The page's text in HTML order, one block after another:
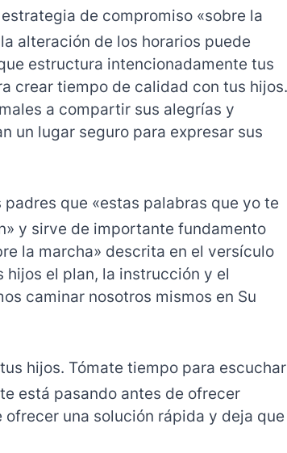
de compromiso «sobre la
alteración de los horarios puede
estructura intencionadamente tus
crear tiempo de calidad con tus hijos.
a compartir sus alegrías y
un lugar seguro para expresar sus
que «estas palabras que yo te
y sirve de importante fundamento
la marcha» descrita en el versículo
hijos el plan, la instrucción y el
caminar nosotros mismos en Su
hijos. Tómate tiempo para escuchar
está pasando antes de ofrecer
una solución rápida y deja que